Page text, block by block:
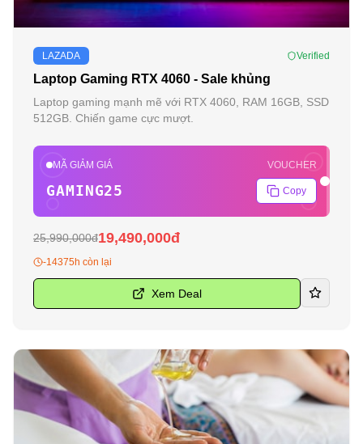
%
LAZADA
Verified
Laptop Gaming RTX 4060 - Sale khủng
Laptop gaming mạnh mẽ với RTX 4060, RAM 16GB, SSD
512GB. Chiến game cực mượt.
MÃ GIẢM GIÁ VOUCHER
GAMING25 Copy
25,990,000đ19,490,000đ
-14375h còn lại
Xem Deal